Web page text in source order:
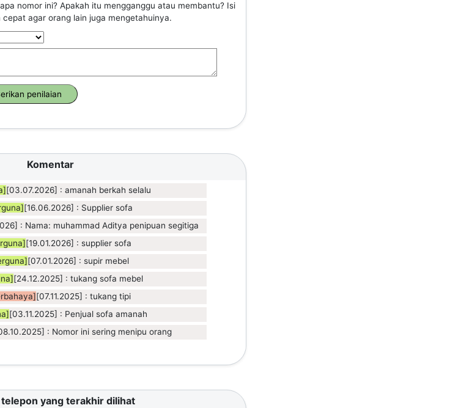
nomor ini? Apakah itu mengganggu atau membantu? Isi
cepat agar orang lain juga mengetahuinya.
Komentar
[03.07.2026] : amanah berkah selalu
[16.06.2026] : Supplier sofa
: Nama: muhammad Aditya penipuan segitiga
[19.01.2026] : supplier sofa
[07.01.2026] : supir mebel
[24.12.2025] : tukang sofa mebel
[07.11.2025] : tukang tipi
[03.11.2025] : Penjual sofa amanah
: Nomor ini sering menipu orang
yang terakhir dilihat